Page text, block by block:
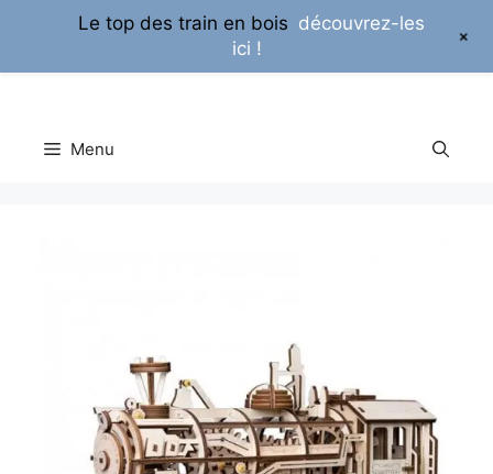
contenu Menu
Le top des train en bois découvrez-les
ici !
+